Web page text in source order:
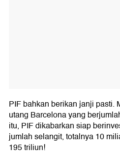
PIF bahkan berikan janji pasti.
utang Barcelona yang
itu, PIF dikabarkan siap
jumlah selangit, totalnya 10
195 triliun!